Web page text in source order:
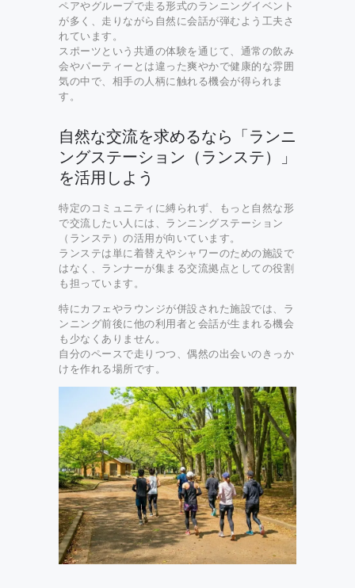
ペアやグループで走る形式のランニングイベント
が多く、走りながら自然に会話が弾むよう工夫さ
れています。
スポーツという共通の体験を通じて、通常の飲み
会やパーティーとは違った爽やかで健康的な雰囲
気の中で、相手の人柄に触れる機会が得られま
す。
自然な交流を求めるなら「ランニ
ングステーション（ランステ）」
を活用しよう
特定のコミュニティに縛られず、もっと自然な形
で交流したい人には、ランニングステーション
（ランステ）の活用が向いています。
ランステは単に着替えやシャワーのための施設で
はなく、ランナーが集まる交流拠点としての役割
も担っています。
特にカフェやラウンジが併設された施設では、ラ
ンニング前後に他の利用者と会話が生まれる機会
も少なくありません。
自分のペースで走りつつ、偶然の出会いのきっか
けを作れる場所です。